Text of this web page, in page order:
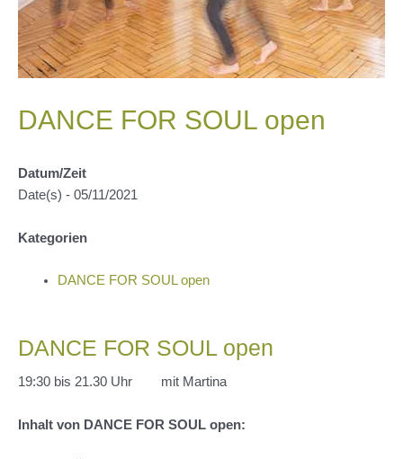
DANCE FOR SOUL open
Datum/Zeit
Date(s) - 05/11/2021
Kategorien
DANCE FOR SOUL open
DANCE FOR SOUL open
19:30 bis 21.30 Uhr mit Martina
Inhalt von DANCE FOR SOUL open: